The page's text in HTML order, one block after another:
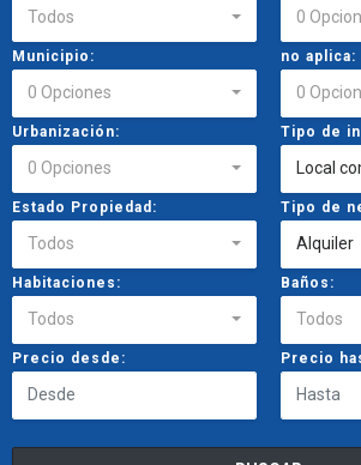
Todos 0
Municipio:
0 Opciones
no aplica:
0
Urbanización:
0 Opciones
Tipo de
Local
Estado Propiedad:
Todos
Tipo de
Alquiler
Habitaciones:
Todos
Baños:
Todos
Precio desde: Precio